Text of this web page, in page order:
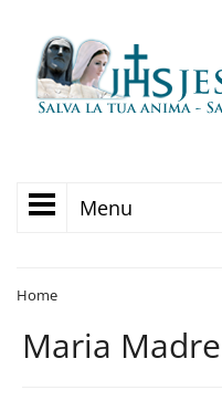
Menu
Home
Maria